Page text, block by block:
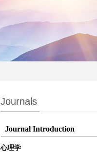
Journals
Journal Introduction
心理学